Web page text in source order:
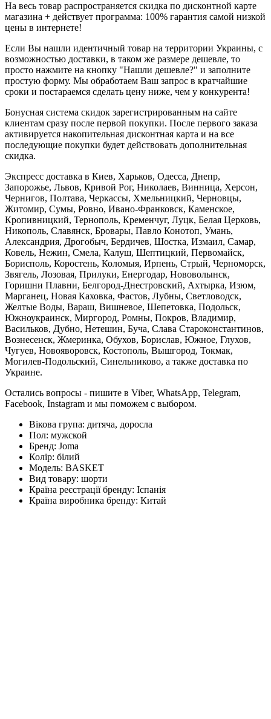
На весь товар распространяется скидка по дисконтной карте
магазина + действует программа: 100% гарантия самой низкой
цены в интернете!
Если Вы нашли идентичный товар на территории Украины, с
возможностью доставки, в таком же размере дешевле, то
просто нажмите на кнопку "Нашли дешевле?" и заполните
простую форму. Мы обработаем Ваш запрос в кратчайшие
сроки и постараемся сделать цену ниже, чем у конкурента!
Бонусная система скидок зарегистрированным на сайте
клиентам сразу после первой покупки. После первого заказа
активируется накопительная дисконтная карта и на все
последующие покупки будет действовать дополнительная
скидка.
Экспресс доставка в Киев, Харьков, Одесса, Днепр,
Запорожье, Львов, Кривой Рог, Николаев, Винница, Херсон,
Чернигов, Полтава, Черкассы, Хмельницкий, Черновцы,
Житомир, Сумы, Ровно, Ивано-Франковск, Каменское,
Кропивницкий, Тернополь, Кременчуг, Луцк, Белая Церковь,
Никополь, Славянск, Бровары, Павло Конотоп, Умань,
Александрия, Дрогобыч, Бердичев, Шостка, Измаил, Самар,
Ковель, Нежин, Смела, Калуш, Шептицкий, Первомайск,
Борисполь, Коростень, Коломыя, Ирпень, Стрый, Черноморск,
Звягель, Лозовая, Прилуки, Енергодар, Нововолынск,
Горишни Плавни, Белгород-Днестровский, Ахтырка, Изюм,
Марганец, Новая Каховка, Фастов, Лубны, Светловодск,
Желтые Воды, Вараш, Вишневое, Шепетовка, Подольск,
Южноукраинск, Миргород, Ромны, Покров, Владимир,
Васильков, Дубно, Нетешин, Буча, Слава Староконстантинов,
Вознесенск, Жмеринка, Обухов, Борислав, Южное, Глухов,
Чугуев, Новояворовск, Костополь, Вышгород, Токмак,
Могилев-Подольский, Синельниково, а также доставка по
Украине.
Остались вопросы - пишите в Viber, WhatsApp, Telegram,
Facebook, Instagram и мы поможем с выбором.
Вікова група: дитяча, доросла
Пол: мужской
Бренд: Joma
Колір: білий
Модель: BASKET
Вид товару: шорти
Країна реєстрації бренду: Іспанія
Країна виробника бренду: Китай